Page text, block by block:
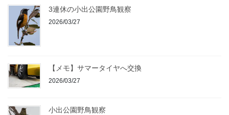
3連休の小出公園野鳥観察
2026/03/27
【メモ】サマータイヤへ交換
2026/03/27
小出公園野鳥観察